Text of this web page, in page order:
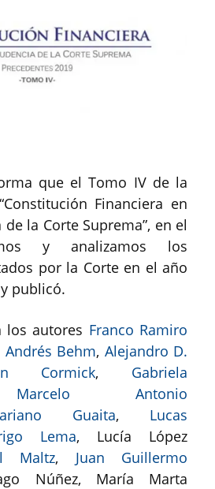
que el Tomo IV de la
Financiera en
la Corte Suprema”, en el
y analizamos los
por la Corte en el año
publicó.
los autores Franco Ramiro
Andrés Behm, Alejandro D.
Cormick, Gabriela
Marcelo Antonio
Guaita, Lucas
Lema, Lucía López
Maltz, Juan Guillermo
Núñez, María Marta